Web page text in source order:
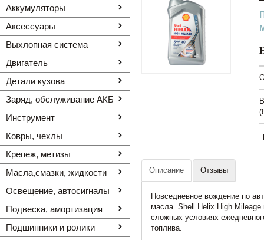
Аккумуляторы
Аксессуары
Выхлопная система
Двигатель
Детали кузова
Заряд, обслуживание АКБ
Инструмент
Ковры, чехлы
Крепеж, метизы
Масла,смазки, жидкости
Освещение, автоcигналы
Подвеска, амортизация
Подшипники и ролики
Описание Отзывы
Повседневное вождение по
масла. Shell Helix High
сложных условиях
топлива.